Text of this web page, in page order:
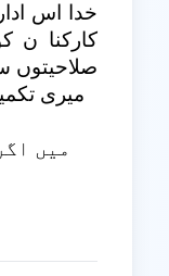
خدا اس
کارکنا ن
صلاحیتوں
میری
میں